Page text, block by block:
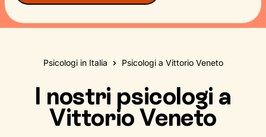
Psicologi in Italia Psicologi a Vittorio Veneto
I nostri psicologi a
Vittorio Veneto